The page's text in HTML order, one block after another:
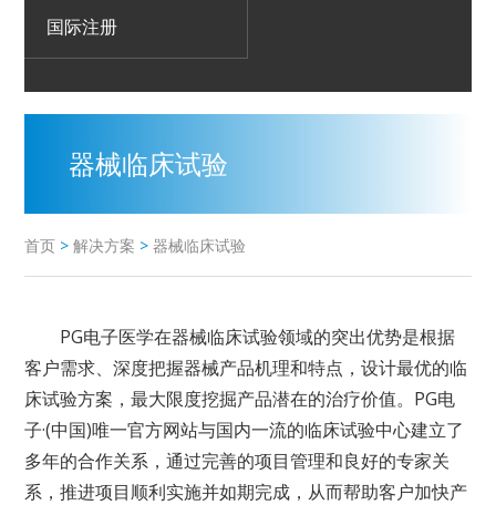
国际注册
器械临床试验
首页 >解决方案 >器械临床试验
PG电子医学在器械临床试验领域的突出优势是根据
客户需求、深度把握器械产品机理和特点，设计最优的临
床试验方案，最大限度挖掘产品潜在的治疗价值。PG电
子·(中国)唯一官方网站与国内一流的临床试验中心建立了
多年的合作关系，通过完善的项目管理和良好的专家关
系，推进项目顺利实施并如期完成，从而帮助客户加快产